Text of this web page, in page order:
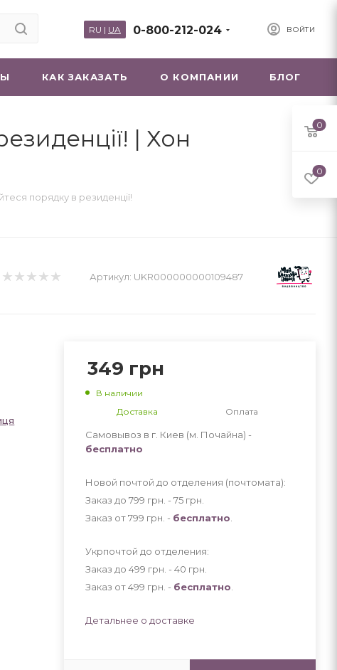
ВОЙТИ
0-800-212-024
RU | UA
КАК ЗАКАЗАТЬ О КОМПАНИИ БЛОГ
| Хон
порядку в резиденції!
Артикул: UKR000000000109487
349 грн
В наличии
Доставка
Оплата
Самовывоз в г. Киев (м. Почайна) -
бесплатно
Новой почтой до отделения (почтомата):
Заказ до 799 грн. - 75 грн
Заказ от 799 грн. - бесплатно
Укрпочтой до отделения:
Заказ до 499 грн. - 40 грн
Заказ от 499 грн. - бесплатно
Детальнее о доставке
0
0